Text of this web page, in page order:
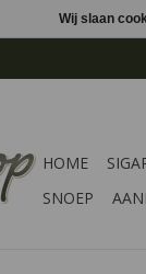
HOME
SNOEP
Wij slaan